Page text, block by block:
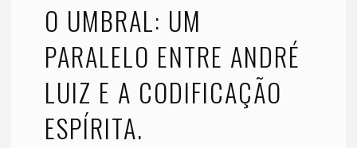
O UMBRAL: UM
PARALELO ENTRE ANDRÉ
LUIZ E A CODIFICAÇÃO
ESPÍRITA.